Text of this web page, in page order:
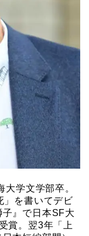
学文学部卒。
」を書いてデビ
』で日本SF大
賞。翌3年「上